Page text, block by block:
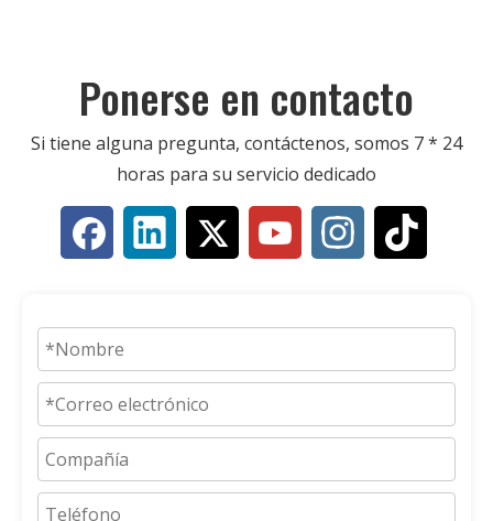
Ponerse en contacto
Si tiene alguna pregunta, contáctenos, somos 7 * 24
horas para su servicio dedicado